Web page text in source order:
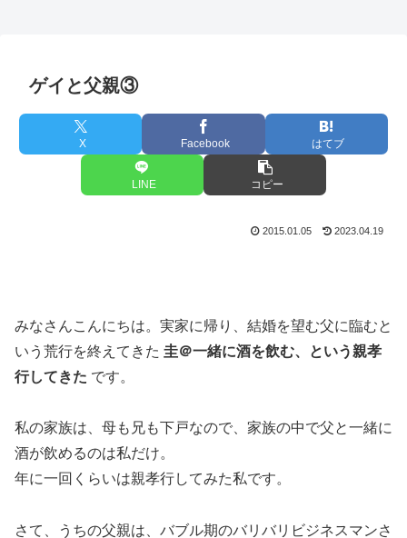
ゲイと父親③
X Facebook はてブ
LINE コピー
2015.01.05 2023.04.19
みなさんこんにちは。実家に帰り、結婚を望む父に臨むと
いう荒行を終えてきた 圭＠一緒に酒を飲む、という親孝
行してきた です。
私の家族は、母も兄も下戸なので、家族の中で父と一緒に
酒が飲めるのは私だけ。
年に一回くらいは親孝行してみた私です。
さて、うちの父親は、バブル期のバリバリビジネスマンさ